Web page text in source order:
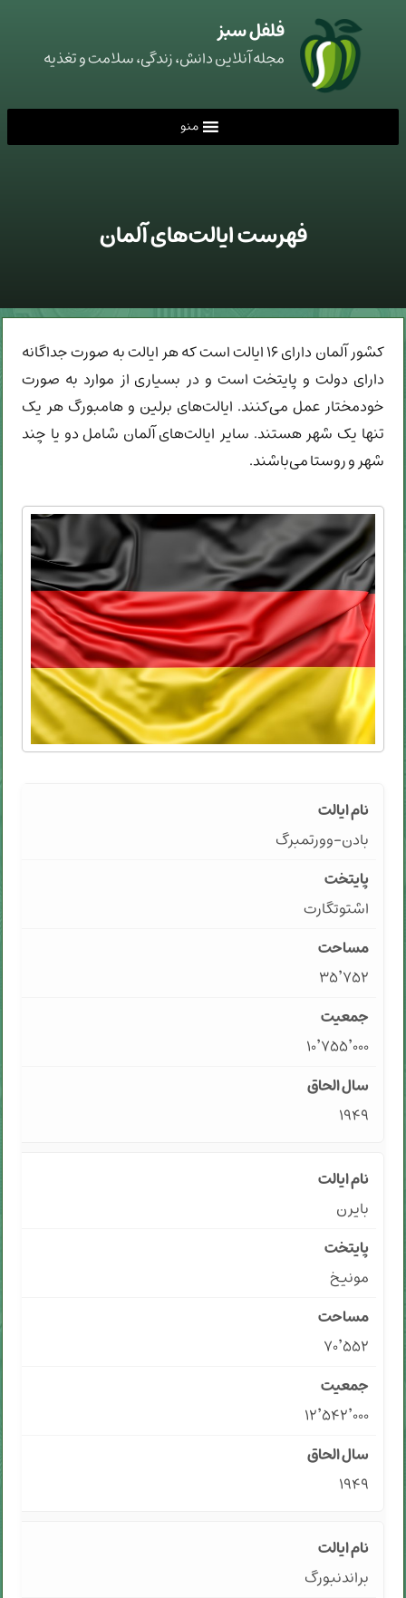
فلفل سبز
مجله آنلاین دانش، زندگی، سلامت و تغذیه
منو
فهرست ایالت‌های آلمان
کشور آلمان دارای ۱۶ ایالت است که هر ایالت به صورت جداگانه
دارای دولت و پایتخت است و در بسیاری از موارد به صورت
خودمختار عمل می‌کنند. ایالت‌های برلین و هامبورگ هر یک
تنها یک شهر هستند. سایر ایالت‌های آلمان شامل دو یا چند
شهر و روستا می‌باشند.
بادن-وورتمبرگ
اشتوتگارت
۳۵٬۷۵۲
۱۰٬۷۵۵٬۰۰۰
۱۹۴۹
بایرن
مونیخ
۷۰٬۵۵۲
۱۲٬۵۴۲٬۰۰۰
۱۹۴۹
براندنبورگ